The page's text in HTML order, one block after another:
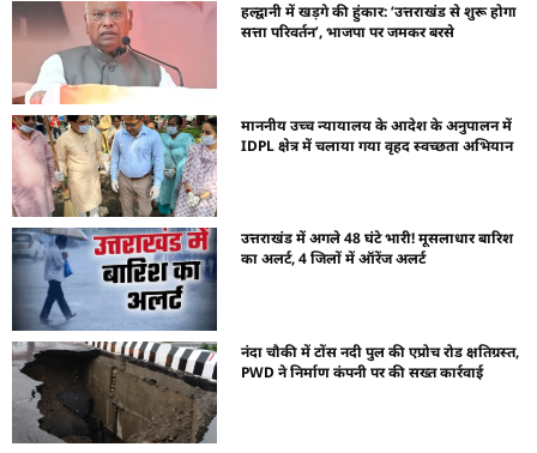
हल्द्वानी में खड़गे की हुंकार: ‘उत्तराखंड से शुरू होगा
सत्ता परिवर्तन’, भाजपा पर जमकर बरसे
माननीय उच्च न्यायालय के आदेश के अनुपालन में
IDPL क्षेत्र में चलाया गया वृहद स्वच्छता अभियान
उत्तराखंड में अगले 48 घंटे भारी! मूसलाधार बारिश
का अलर्ट, 4 जिलों में ऑरेंज अलर्ट
नंदा चौकी में टोंस नदी पुल की एप्रोच रोड क्षतिग्रस्त,
PWD ने निर्माण कंपनी पर की सख्त कार्रवाई